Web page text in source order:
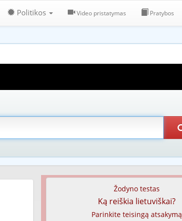
Politikos Video pristatymas Pratybos
Žodyno testas
Ką reiškia lietuviškai?
Parinkite teisingą atsakymą